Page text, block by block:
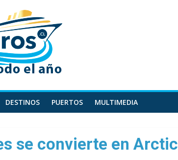
DESTINOS PUERTOS MULTIMEDIA
se convierte en Arctic